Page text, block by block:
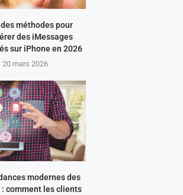
méthodes pour
des iMessages
sur iPhone en 2026
20 mars 2026
modernes des
: comment les clients